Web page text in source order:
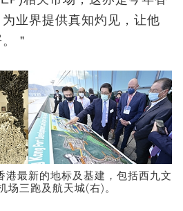
业界提供真知灼见，让他
＂
港最新的地标及基建，包括西九文
场三跑及航天城(右)。